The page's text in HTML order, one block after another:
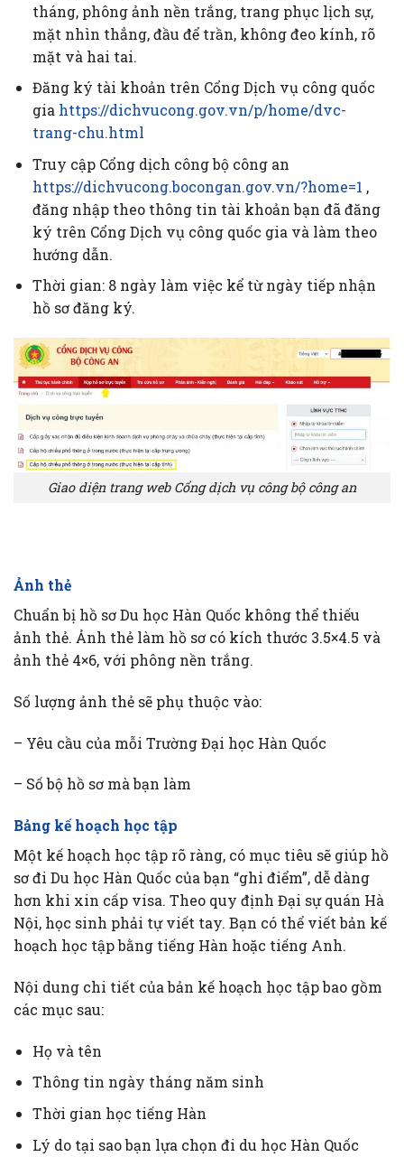
tháng, phông ảnh nền trắng, trang phục lịch sự,
mặt nhìn thẳng, đầu để trần, không đeo kính, rõ
mặt và hai tai.
Đăng ký tài khoản trên Cổng Dịch vụ công quốc
gia https://dichvucong.gov.vn/p/home/dvc-
trang-chu.html
Truy cập Cổng dịch công bộ công an
https://dichvucong.bocongan.gov.vn/?home=1 ,
đăng nhập theo thông tin tài khoản bạn đã đăng
ký trên Cổng Dịch vụ công quốc gia và làm theo
hướng dẫn.
Thời gian: 8 ngày làm việc kể từ ngày tiếp nhận
hồ sơ đăng ký.
Giao diện trang web Cổng dịch vụ công bộ công an
Ảnh thẻ
Chuẩn bị hồ sơ Du học Hàn Quốc không thể thiếu
ảnh thẻ. Ảnh thẻ làm hồ sơ có kích thước 3.5×4.5 và
ảnh thẻ 4×6, với phông nền trắng.
Số lượng ảnh thẻ sẽ phụ thuộc vào:
– Yêu cầu của mỗi Trường Đại học Hàn Quốc
– Số bộ hồ sơ mà bạn làm
Bảng kế hoạch học tập
Một kế hoạch học tập rõ ràng, có mục tiêu sẽ giúp hồ
sơ đi Du học Hàn Quốc của bạn “ghi điểm”, dễ dàng
hơn khi xin cấp visa. Theo quy định Đại sự quán Hà
Nội, học sinh phải tự viết tay. Bạn có thể viết bản kế
hoạch học tập bằng tiếng Hàn hoặc tiếng Anh.
Nội dung chi tiết của bản kế hoạch học tập bao gồm
các mục sau:
Họ và tên
Thông tin ngày tháng năm sinh
Thời gian học tiếng Hàn
Lý do tại sao bạn lựa chọn đi du học Hàn Quốc